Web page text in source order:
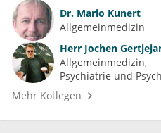
Dr. Mario Kunert
Allgemeinmedizin
Herr Jochen
Allgemeinmedizin
Psychiatrie und
Mehr Kollegen